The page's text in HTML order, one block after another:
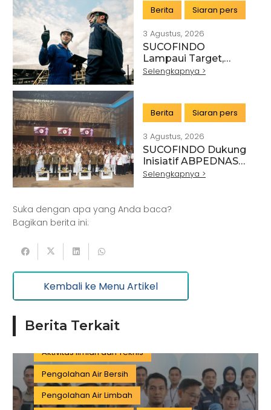
LAYANAN TIC
TINGGI
Berita Siaran pers
3 Agustus, 2026
SUCOFINDO
Lampaui Target,
RUPS Sahkan Kinerja
Selengkapnya >
Berita Siaran pers
3 Agustus, 2026
SUCOFINDO Dukung
Inisiatif ABPEDNAS
melalui Program
Selengkapnya >
Suka dengan apa yang Anda baca?
Bagikan berita ini:
Kembali ke Menu Artikel
Berita Terkait
Artikel Pertanian
Kehutanan
Kesehatan
Kelautan dan Perikanan
Pemerintahan
Informasi dan Komunikasi
Pariwisata
Listrik dan Gas
Manufaktur
Sertifikasi
Aktivitas Ilmiah dan Teknis
Pengolahan Air Bersih
Pengolahan Air Limbah